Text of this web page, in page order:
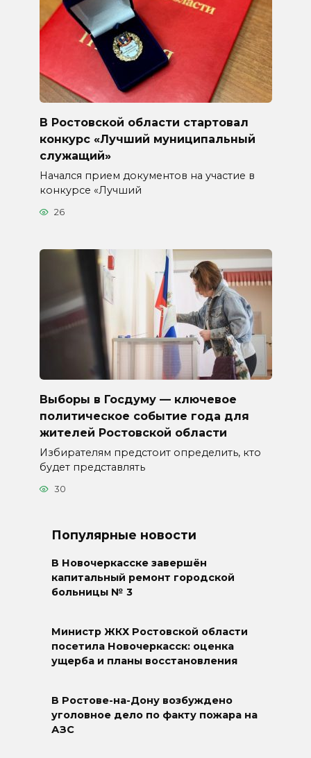
В Ростовской области стартовал
конкурс «Лучший муниципальный
служащий»
Начался прием документов на участие в
конкурсе «Лучший
26
Выборы в Госдуму — ключевое
политическое событие года для
жителей Ростовской области
Избирателям предстоит определить, кто
будет представлять
30
Популярные новости
В Новочеркасске завершён
капитальный ремонт городской
больницы № 3
Министр ЖКХ Ростовской области
посетила Новочеркасск: оценка
ущерба и планы восстановления
В Ростове-на-Дону возбуждено
уголовное дело по факту пожара на
АЗС